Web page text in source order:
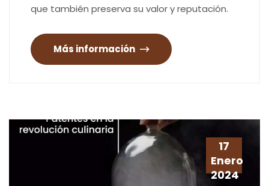
que también preserva su valor y reputación.
Más información
17
Enero
2024